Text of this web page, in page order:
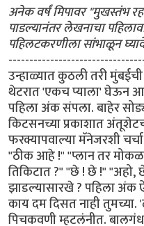
अनेक वर्षं मिपावर "मुखस्तंभ
पाडल्यानंतर लेखनाचा
पहिलटकरणीला सांभाळून
उन्हाळ्यात कुठली तरी
थेटरात 'एकच प्याला' घेऊन
पहिला अंक संपला. बाहेर
किटसनच्या प्रकाशात
फरक्यापवाल्या मॅनेजरशी
"ठीक आहे !" "प्लान तर
तिकिटात ?" "छे ! छे !"
झाडल्यासारखे ? पहिला अंक
काय दम दिसत नाही
पिचकवणी म्हटलंनीत.